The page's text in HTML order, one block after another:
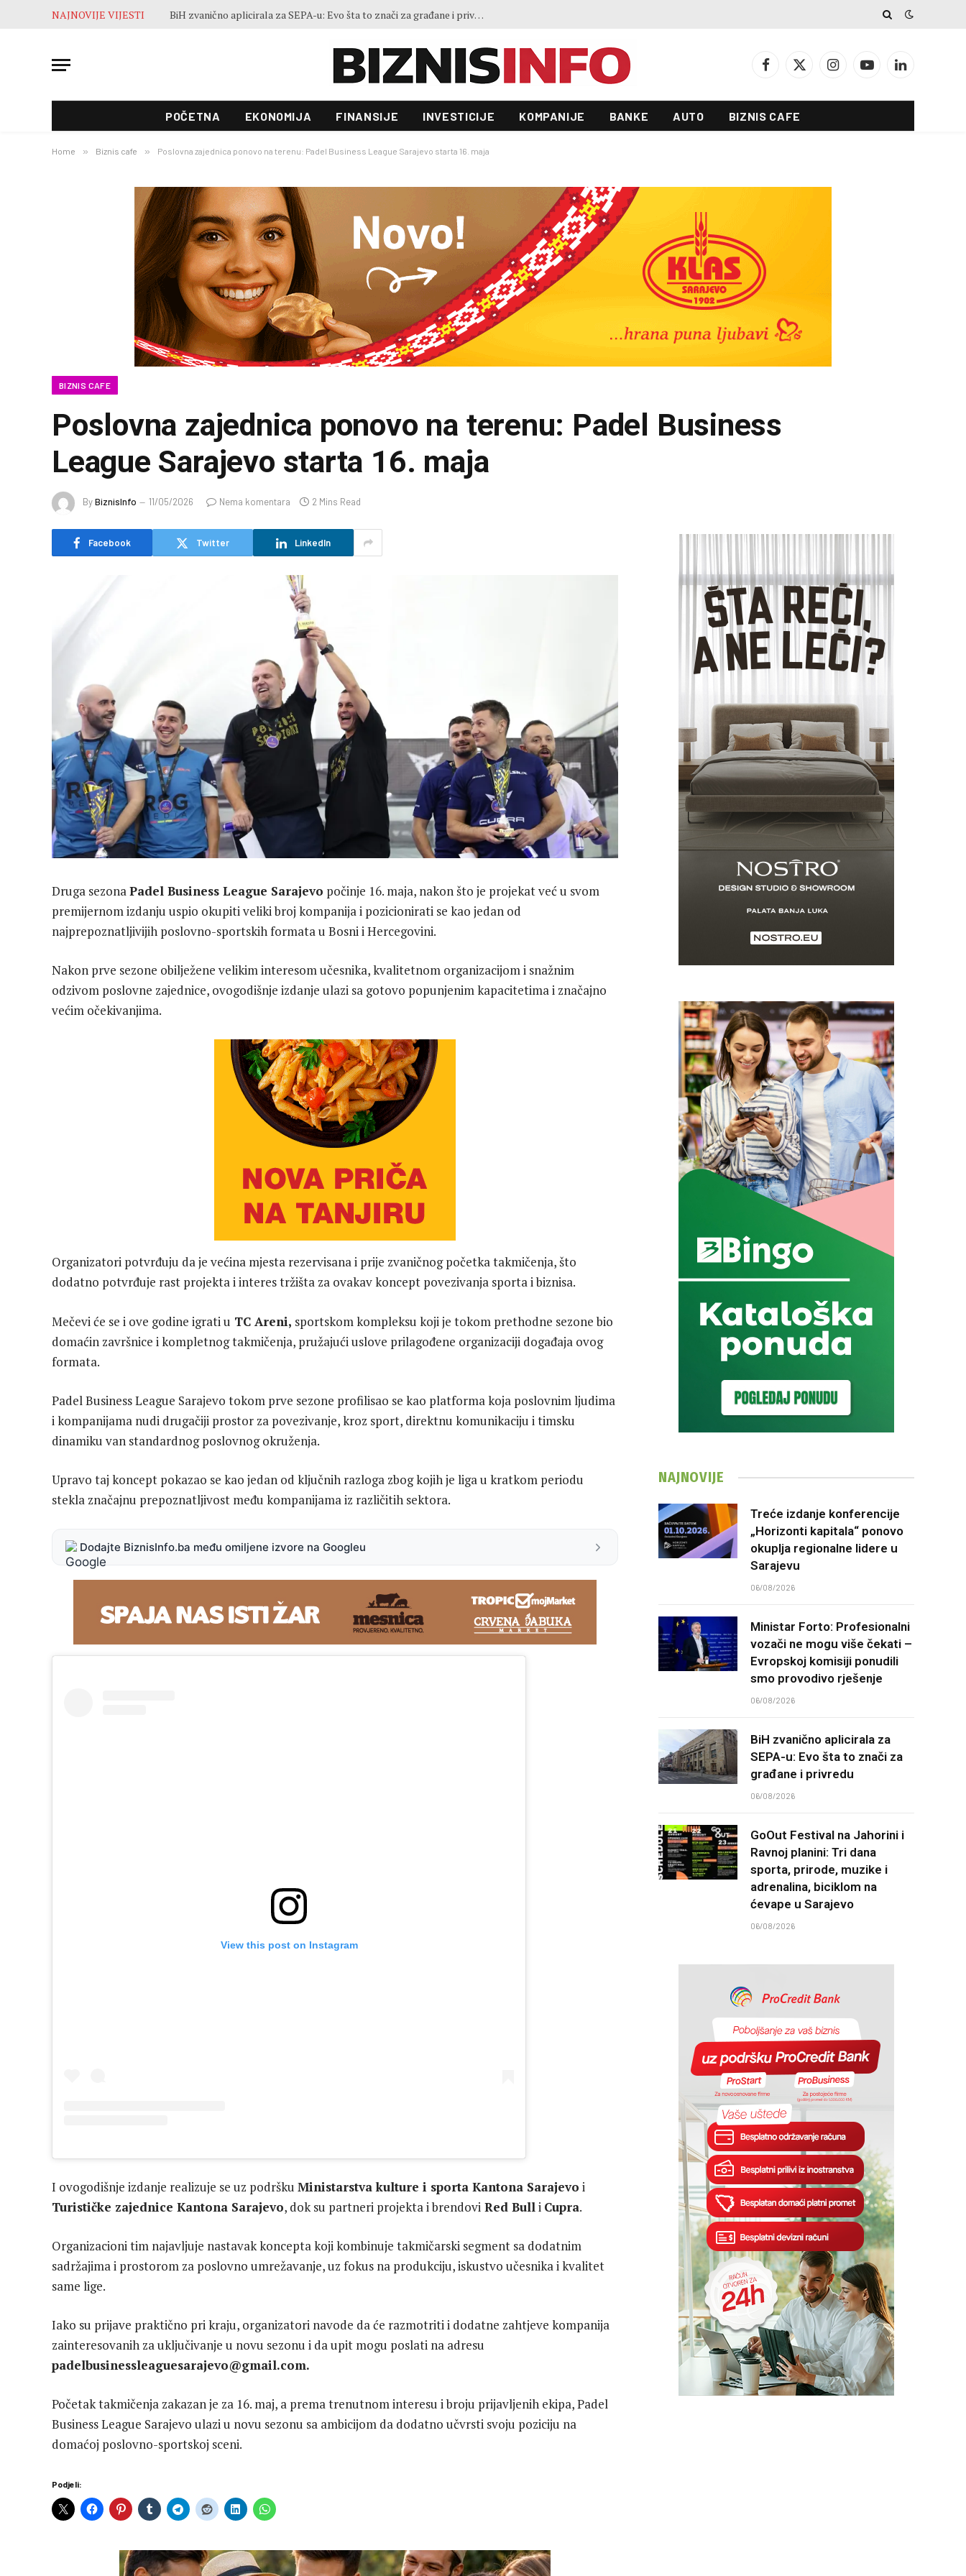
NAJNOVIJE VIJESTI BiH zvanično aplicirala za SEPA-u: Evo šta to znači za građane i privredu
Facebook
X
InstagramYouTubeLinkedIn
POČETNA EKONOMIJA FINANSIJE INVESTICIJE KOMPANIJE BANKE AUTO BIZNIS CAFE
Home » Biznis cafe » Poslovna zajednica ponovo na terenu: Padel Business League Sarajevo starta 16. maja
BIZNIS CAFE
Poslovna zajednica ponovo na terenu: Padel Business
League Sarajevo starta 16. maja
ByBiznisInfo 11/05/2026 Nema komentara 2 Mins Read
Facebook Twitter LinkedIn
Druga sezonaPadel Business League Sarajevo počinje 16. maja, nakon što je projekat već u svom
premijernom izdanju uspio okupiti veliki broj kompanija i pozicionirati se kao jedan od
najprepoznatljivijih poslovno-sportskih formata u Bosni i Hercegovini.
Nakon prve sezone obilježene velikim interesom učesnika, kvalitetnom organizacijom i snažnim
odzivom poslovne zajednice, ovogodišnje izdanje ulazi sa gotovo popunjenim kapacitetima i značajno
većim očekivanjima.
Organizatori potvrđuju da je većina mjesta rezervisana i prije zvaničnog početka takmičenja, što
dodatno potvrđuje rast projekta i interes tržišta za ovakav koncept povezivanja sporta i biznisa.
Mečevi će se i ove godine igrati u TC Areni, sportskom kompleksu koji je tokom prethodne sezone bio
domaćin završnice i kompletnog takmičenja, pružajući uslove prilagođene organizaciji događaja ovog
formata.
Padel Business League Sarajevo tokom prve sezone profilisao se kao platforma koja poslovnim ljudima
i kompanijama nudi drugačiji prostor za povezivanje, kroz sport, direktnu komunikaciju i timsku
dinamiku van standardnog poslovnog okruženja.
Upravo taj koncept pokazao se kao jedan od ključnih razloga zbog kojih je liga u kratkom periodu
stekla značajnu prepoznatljivost među kompanijama iz različitih sektora.
Dodajte BiznisInfo.ba među omiljene izvore na Googleu
View this post on Instagram
I ovogodišnje izdanje realizuje se uz podršku Ministarstva kulture i sporta Kantona Sarajevo i
Turističke zajednice Kantona Sarajevo, dok su partneri projekta i brendovi Red Bulli Cupra.
Organizacioni tim najavljuje nastavak koncepta koji kombinuje takmičarski segment sa dodatnim
sadržajima i prostorom za poslovno umrežavanje, uz fokus na produkciju, iskustvo učesnika i kvalitet
same lige.
Iako su prijave praktično pri kraju, organizatori navode da će razmotriti i dodatne zahtjeve kompanija
zainteresovanih za uključivanje u novu sezonu i da upit mogu poslati na adresu
padelbusinessleaguesarajevo@gmail.com.
Početak takmičenja zakazan je za 16. maj, a prema trenutnom interesu i broju prijavljenih ekipa, Padel
Business League Sarajevo ulazi u novu sezonu sa ambicijom da dodatno učvrsti svoju poziciju na
domaćoj poslovno-sportskoj sceni.
Podjeli:
NAJNOVIJE
Treće izdanje konferencije
„Horizonti kapitala“ ponovo
okuplja regionalne lidere u
Sarajevu
06/08/2026
Ministar Forto: Profesionalni
vozači ne mogu više čekati –
Evropskoj komisiji ponudili
smo provodivo rješenje
06/08/2026
BiH zvanično aplicirala za
SEPA-u: Evo šta to znači za
građane i privredu
06/08/2026
GoOut Festival na Jahorini i
Ravnoj planini: Tri dana
sporta, prirode, muzike i
adrenalina, biciklom na
ćevape u Sarajevo
06/08/2026